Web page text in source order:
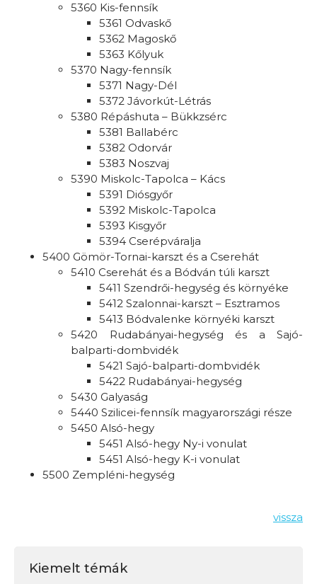
5360 Kis-fennsík
5361 Odvaskő
5362 Magoskő
5363 Kőlyuk
5370 Nagy-fennsík
5371 Nagy-Dél
5372 Jávorkút-Létrás
5380 Répáshuta – Bükkzsérc
5381 Ballabérc
5382 Odorvár
5383 Noszvaj
5390 Miskolc-Tapolca – Kács
5391 Diósgyőr
5392 Miskolc-Tapolca
5393 Kisgyőr
5394 Cserépváralja
5400 Gömör-Tornai-karszt és a Cserehát
5410 Cserehát és a Bódván túli karszt
5411 Szendrői-hegység és környéke
5412 Szalonnai-karszt – Esztramos
5413 Bódvalenke környéki karszt
5420 Rudabányai-hegység és a Sajó-
balparti-dombvidék
5421 Sajó-balparti-dombvidék
5422 Rudabányai-hegység
5430 Galyaság
5440 Szilicei-fennsík magyarországi része
5450 Alsó-hegy
5451 Alsó-hegy Ny-i vonulat
5451 Alsó-hegy K-i vonulat
5500 Zempléni-hegység
vissza
Kiemelt témák